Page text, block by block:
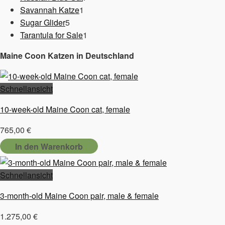
Savannah Katze1
Sugar Glider55
Produkte
Tarantula for Sale1
Maine Coon Katzen in Deutschland
Schnellansicht
10-week-old Maine Coon cat, female
765,00 €
In den Warenkorb
Schnellansicht
3-month-old Maine Coon pair, male & female
1.275,00 €